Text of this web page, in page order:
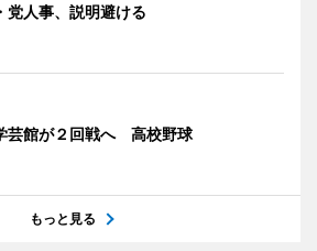
党人事、説明避ける
芸館が２回戦へ 高校野球
もっと見る